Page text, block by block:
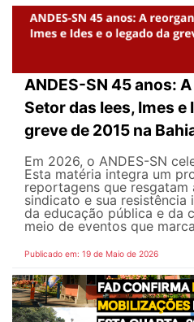
ANDES-SN 45 anos:
Setor das Iees, Imes e
greve de 2015 na
Em 2026, o ANDES-SN
Esta matéria integra um
reportagens que
sindicato e sua resistência
da educação pública e da
meio de eventos que
Publicado em: 19 de Maio de 2026